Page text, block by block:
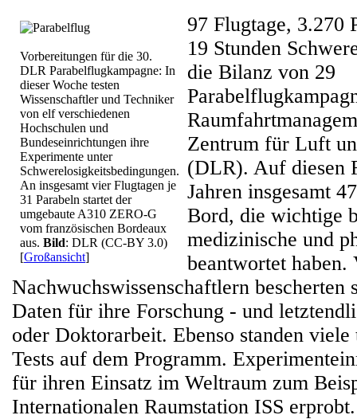
Vorbereitungen für die 30.
DLR Parabelflugkampagne: In
dieser Woche testen
Wissenschaftler und Techniker
von elf verschiedenen
Hochschulen und
Bundeseinrichtungen ihre
Experimente unter
Schwerelosigkeitsbedingungen.
An insgesamt vier Flugtagen je
31 Parabeln startet der
umgebaute A310 ZERO-G
vom französischen Bordeaux
aus. Bild: DLR (CC-BY 3.0)
[Großansicht]
97 Flugtage, 3.270
19 Stunden
die Bilanz von 29
Zentrum für Luft
(DLR). Auf diesen
Jahren insgesamt
Bord, die wichtige
medizinische und
beantwortet haben.
Nachwuchswissenschaftlern bescherten
Daten für ihre Forschung - und
oder Doktorarbeit. Ebenso standen viele
Tests auf dem Programm.
für ihren Einsatz im Weltraum zum
Internationalen Raumstation ISS erprobt.